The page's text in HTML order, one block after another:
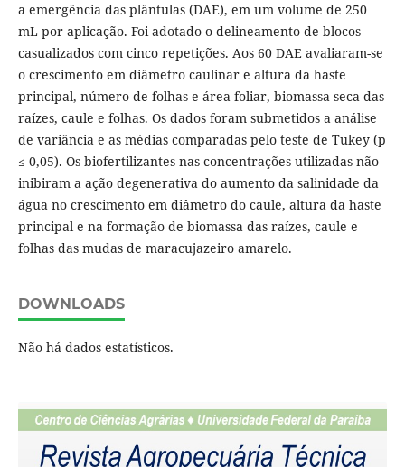
a emergência das plântulas (DAE), em um volume de 250
mL por aplicação. Foi adotado o delineamento de blocos
casualizados com cinco repetições. Aos 60 DAE avaliaram-se
o crescimento em diâmetro caulinar e altura da haste
principal, número de folhas e área foliar, biomassa seca das
raízes, caule e folhas. Os dados foram submetidos a análise
de variância e as médias comparadas pelo teste de Tukey (p
≤ 0,05). Os biofertilizantes nas concentrações utilizadas não
inibiram a ação degenerativa do aumento da salinidade da
água no crescimento em diâmetro do caule, altura da haste
principal e na formação de biomassa das raízes, caule e
folhas das mudas de maracujazeiro amarelo.
DOWNLOADS
Não há dados estatísticos.